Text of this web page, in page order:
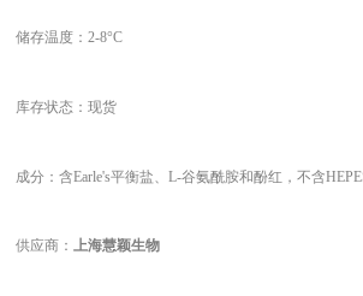
储存温度：2-8°C
库存状态：现货
成分：含Earle's平衡盐、L-谷氨酰胺和酚红，不含
供应商：上海慧颖生物